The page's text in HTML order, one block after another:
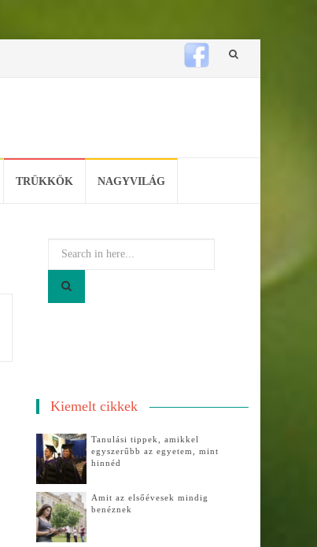
Skip
TRÜKKÖK NAGYVILÁG
Kiemelt cikkek
Tanulási tippek, amikkel
egyszerűbb az egyetem, mint
hinnéd
Amit az elsőévesek mindig
benéznek